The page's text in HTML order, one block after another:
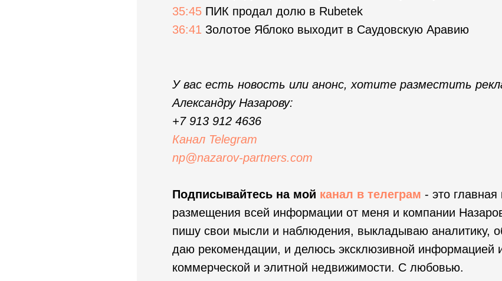
35:45 ПИК продал долю в Rubetek
36:41 Золотое Яблоко выходит в Саудовскую Аравию
У вас есть новость или анонс, хотите разместить
Александру Назарову:
+7 913 912 4636
Канал Telegram
np@nazarov-partners.com
Подписывайтесь на мой канал в телеграм - это
размещения всей информации от меня и компании
пишу свои мысли и наблюдения, выкладываю аналитику,
даю рекомендации, и делюсь эксклюзивной информацией
коммерческой и элитной недвижимости. С любовью.